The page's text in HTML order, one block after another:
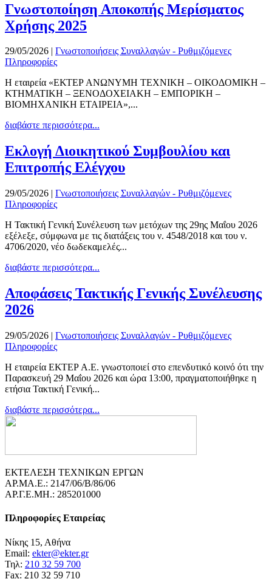
Γνωστοποίηση Αποκοπής Μερίσματος
Χρήσης 2025
29/05/2026 | Γνωστοποιήσεις Συναλλαγών - Ρυθμιζόμενες
Πληροφορίες
Η εταιρεία «EΚΤΕΡ ΑΝΩΝΥΜΗ ΤΕΧΝΙΚΗ – ΟΙΚΟΔΟΜΙΚΗ –
ΚΤΗΜΑΤΙΚΗ – ΞΕΝΟΔΟΧΕΙΑΚΗ – ΕΜΠΟΡΙΚΗ –
ΒΙΟΜΗΧΑΝΙΚΗ ΕΤΑΙΡΕΙΑ»,...
διαβάστε περισσότερα...
Εκλογή Διοικητικού Συμβουλίου και
Επιτροπής Ελέγχου
29/05/2026 | Γνωστοποιήσεις Συναλλαγών - Ρυθμιζόμενες
Πληροφορίες
Η Τακτική Γενική Συνέλευση των μετόχων της 29ης Μαΐου 2026
εξέλεξε, σύμφωνα με τις διατάξεις του ν. 4548/2018 και του ν.
4706/2020, νέο δωδεκαμελές...
διαβάστε περισσότερα...
Αποφάσεις Τακτικής Γενικής Συνέλευσης
2026
29/05/2026 | Γνωστοποιήσεις Συναλλαγών - Ρυθμιζόμενες
Πληροφορίες
Η εταιρεία ΕΚΤΕΡ Α.Ε. γνωστοποιεί στο επενδυτικό κοινό ότι την
Παρασκευή 29 Μαΐου 2026 και ώρα 13:00, πραγματοποιήθηκε η
ετήσια Τακτική Γενική...
διαβάστε περισσότερα...
ΕΚΤΕΛΕΣΗ ΤΕΧΝΙΚΩΝ ΕΡΓΩΝ
ΑΡ.ΜΑ.Ε.: 2147/06/B/86/06
ΑΡ.Γ.Ε.ΜΗ.: 285201000
Πληροφορίες Εταιρείας
Νίκης 15, Αθήνα
Email: ekter@ekter.gr
Τηλ: 210 32 59 700
Fax: 210 32 59 710